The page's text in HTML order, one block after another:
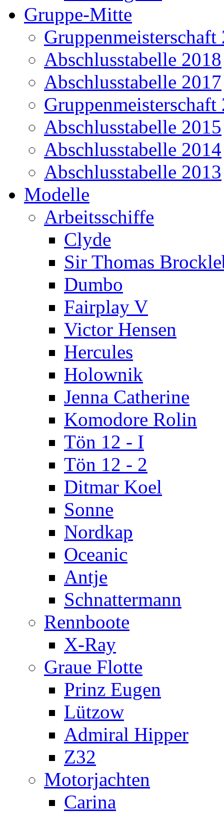
Gruppe-Mitte
Gruppenmeisterschaft
Abschlusstabelle 2018
Abschlusstabelle 2017
Gruppenmeisterschaft
Abschlusstabelle 2015
Abschlusstabelle 2014
Abschlusstabelle 2013
Modelle
Arbeitsschiffe
Clyde
Sir Thomas
Dumbo
Fairplay V
Victor Hensen
Hercules
Holownik
Jenna Catherine
Komodore Rolin
Tön 12 - I
Tön 12 - 2
Ditmar Koel
Sonne
Nordkap
Oceanic
Antje
Schnattermann
Rennboote
X-Ray
Graue Flotte
Prinz Eugen
Lützow
Admiral Hipper
Z32
Motorjachten
Carina